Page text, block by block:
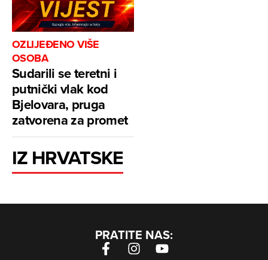
OZLIJEĐENO VIŠE
OSOBA
Sudarili se teretni i
putnički vlak kod
Bjelovara, pruga
zatvorena za promet
IZ HRVATSKE
PRATITE NAS: